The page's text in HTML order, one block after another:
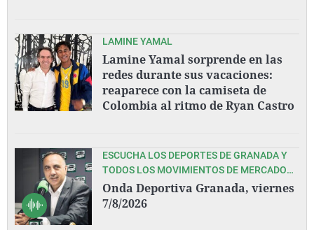
LAMINE YAMAL
Lamine Yamal sorprende en las
redes durante sus vacaciones:
reaparece con la camiseta de
Colombia al ritmo de Ryan Castro
ESCUCHA LOS DEPORTES DE GRANADA Y
TODOS LOS MOVIMIENTOS DE MERCADO
EN ESTA PRETEMPORADA DEL GRANADA
CF, CON PEDRO LARA Y TODO SU EQUIPO
Onda Deportiva Granada, viernes
7/8/2026